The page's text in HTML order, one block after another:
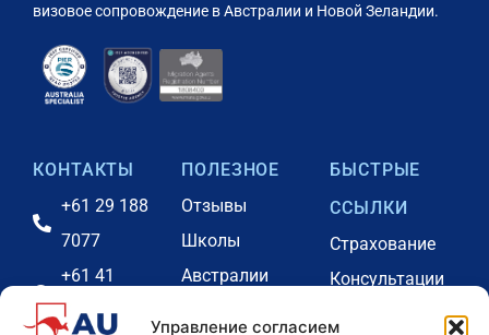
Управление согласием
визовое сопровождение в Австралии и Новой Зеландии.
КОНТАКТЫ
+61 29 188
7077
+61 41
2731646
ПОЛЕЗНОЕ
Отзывы
Школы
Австралии
БЫСТРЫЕ
ССЫЛКИ
Страхование
Консультации
Портал оплаты